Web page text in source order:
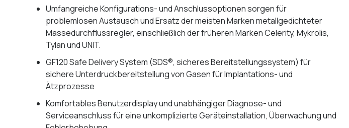
Umfangreiche Konfigurations- und Anschlussoptionen sorgen für
problemlosen Austausch und Ersatz der meisten Marken metallgedichteter
Massedurchflussregler, einschließlich der früheren Marken Celerity, Mykrolis,
Tylan und UNIT.
GF120 Safe Delivery System (SDS®, sicheres Bereitstellungssystem) für
sichere Unterdruckbereitstellung von Gasen für Implantations- und
Ätzprozesse
Komfortables Benutzerdisplay und unabhängiger Diagnose- und
Serviceanschluss für eine unkomplizierte Geräteinstallation, Überwachung und